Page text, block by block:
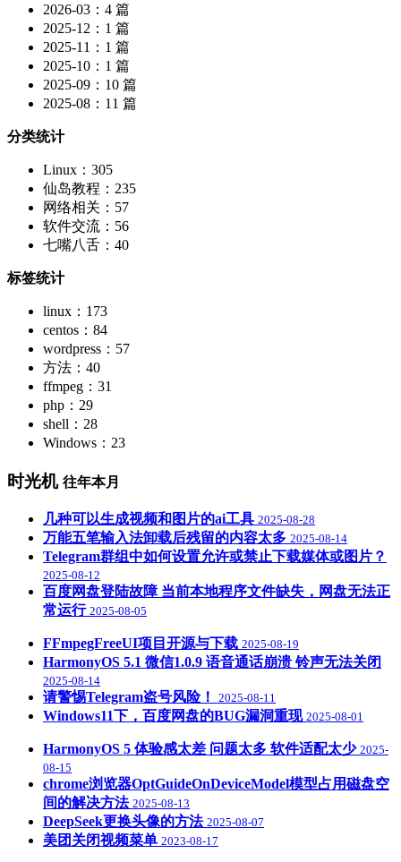
2026-03：4 篇
2025-12：1 篇
2025-11：1 篇
2025-10：1 篇
2025-09：10 篇
2025-08：11 篇
分类统计
Linux：305
仙岛教程：235
网络相关：57
软件交流：56
七嘴八舌：40
标签统计
linux：173
centos：84
wordpress：57
方法：40
ffmpeg：31
php：29
shell：28
Windows：23
时光机 往年本月
几种可以生成视频和图片的ai工具 2025-08-28
万能五笔输入法卸载后残留的内容太多 2025-08-14
Telegram群组中如何设置允许或禁止下载媒体或图片？
2025-08-12
百度网盘登陆故障 当前本地程序文件缺失，网盘无法正
常运行 2025-08-05
FFmpegFreeUI项目开源与下载 2025-08-19
HarmonyOS 5.1 微信1.0.9 语音通话崩溃 铃声无法关闭
2025-08-14
请警惕Telegram盗号风险！ 2025-08-11
Windows11下，百度网盘的BUG漏洞重现 2025-08-01
HarmonyOS 5 体验感太差 问题太多 软件适配太少 2025-
08-15
chrome浏览器OptGuideOnDeviceModel模型占用磁盘空
间的解决方法 2025-08-13
DeepSeek更换头像的方法 2025-08-07
美团关闭视频菜单 2023-08-17